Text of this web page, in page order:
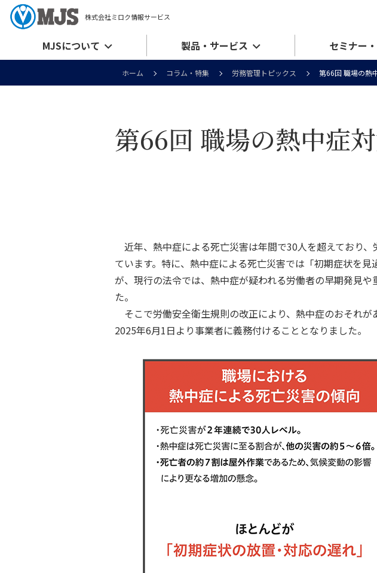
株式会社ミロク情報サービス
MJSについて 製品・サービス セミナー
ホーム コラム・特集 労務管理トピックス 第66回 職場の熱
第66回 職場の熱中症
近年、熱中症による死亡災害は年間で30人を超えており
ています。特に、熱中症による死亡災害では「初期症状を
が、現行の法令では、熱中症が疑われる労働者の早期発見
た。
そこで労働安全衛生規則の改正により、熱中症のおそれが
2025年6月1日より事業者に義務付けることとなりました。